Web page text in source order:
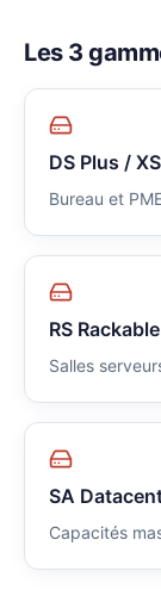
Les 3
DS Plus /
Bureau et
RS Rackable
Salles
SA
Capacités